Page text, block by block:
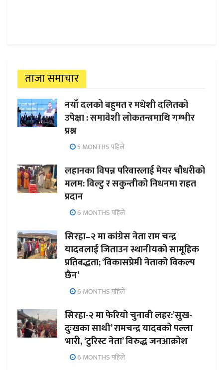
ताजा समाचार
नयाँ दलको बहुमत र मधेशी दलितको
उपेक्षा : समावेशी लोकतन्त्रमाथि गम्भीर
प्रश्न
5 MONTHS पहिले
लहानका विपन्न परिवारलाई मेयर चौधरीको
मलम: विल्टु र सकुन्तीको निधनमा राहत
प्रदान
6 MONTHS पहिले
सिरहा–२ मा कांग्रेस नेता राम चन्द्र
यादवलाई जिताउन स्थानीयको सामूहिक
प्रतिबद्धता; ‘विकासप्रेमी नेताको विकल्प
छैन’
6 MONTHS पहिले
सिरहा-२ मा फेरियो चुनावी लहर:’सुख-
दुःखका साथी’ रामचन्द्र यादवको पल्ला
भारी, ‘टुरिस्ट नेता’ विरुद्ध जनआक्रोश
6 MONTHS पहिले